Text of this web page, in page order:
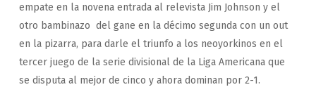
empate en la novena entrada al relevista Jim Johnson y el
otro bambinazo del gane en la décimo segunda con un out
en la pizarra, para darle el triunfo a los neoyorkinos en el
tercer juego de la serie divisional de la Liga Americana que
se disputa al mejor de cinco y ahora dominan por 2-1.